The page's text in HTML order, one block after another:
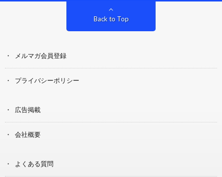
Back to Top
メルマガ会員登録
プライバシーポリシー
広告掲載
会社概要
よくある質問